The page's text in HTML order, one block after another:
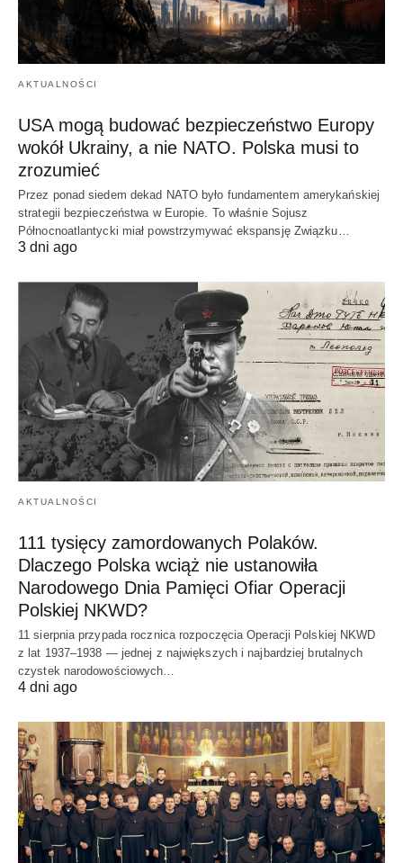
AKTUALNOŚCI
USA mogą budować bezpieczeństwo Europy
wokół Ukrainy, a nie NATO. Polska musi to
zrozumieć
Przez ponad siedem dekad NATO było fundamentem amerykańskiej
strategii bezpieczeństwa w Europie. To właśnie Sojusz
Północnoatlantycki miał powstrzymywać ekspansję Związku…
3 dni ago
AKTUALNOŚCI
111 tysięcy zamordowanych Polaków.
Dlaczego Polska wciąż nie ustanowiła
Narodowego Dnia Pamięci Ofiar Operacji
Polskiej NKWD?
11 sierpnia przypada rocznica rozpoczęcia Operacji Polskiej NKWD
z lat 1937–1938 — jednej z największych i najbardziej brutalnych
czystek narodowościowych…
4 dni ago